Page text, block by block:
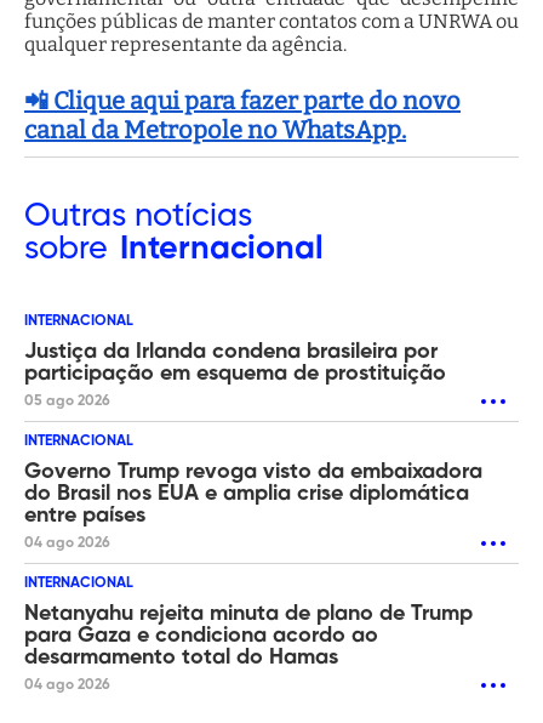
funções públicas de manter contatos com a UNRWA ou
qualquer representante da agência.
📲 Clique aqui para fazer parte do novo
canal da Metropole no WhatsApp.
Outras notícias
sobre
Internacional
INTERNACIONAL
Justiça da Irlanda condena brasileira por
participação em esquema de prostituição
05 ago 2026
INTERNACIONAL
Governo Trump revoga visto da embaixadora
do Brasil nos EUA e amplia crise diplomática
entre países
04 ago 2026
INTERNACIONAL
Netanyahu rejeita minuta de plano de Trump
para Gaza e condiciona acordo ao
desarmamento total do Hamas
04 ago 2026